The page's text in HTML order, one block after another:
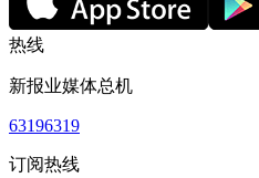
热线
新报业媒体总机
63196319
订阅热线